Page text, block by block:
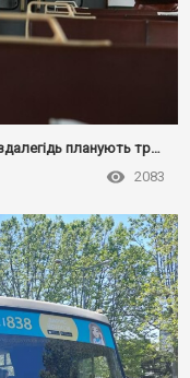
“Таксі до електрички”: в Чорноморську заздалегідь планують трансфер до майбутнього перону
2083